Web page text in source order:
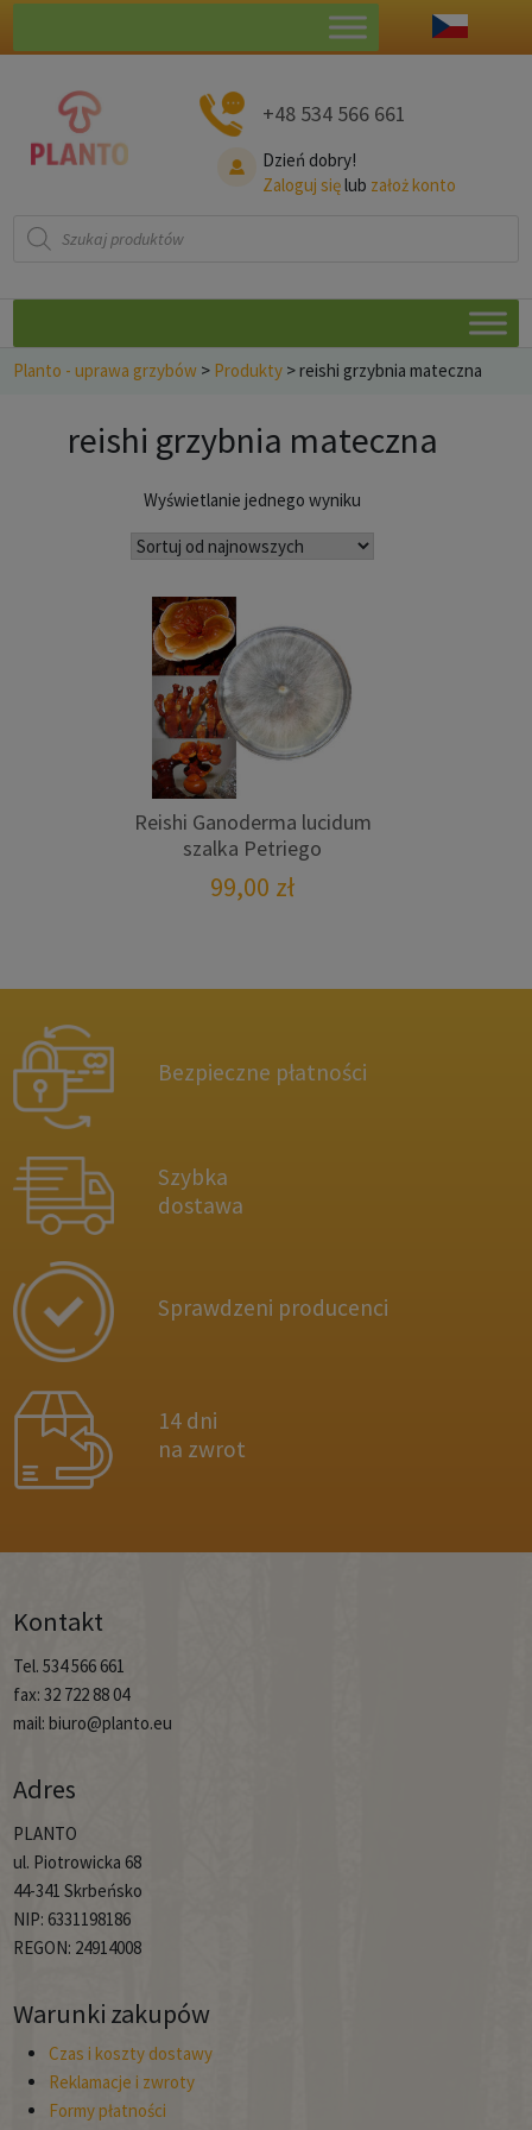
+48 534 566 661
Dzień dobry!
Zaloguj sięlub założ konto
Wyszukiwarka
produktów
Planto - uprawa grzybów > Produkty >reishi grzybnia mateczna
reishi grzybnia mateczna
Wyświetlanie jednego wyniku
Reishi Ganoderma lucidum
szalka Petriego
99,00 zł
Bezpieczne płatności
Szybka
dostawa
Sprawdzeni producenci
14 dni
na zwrot
Kontakt
Tel. 534 566 661
fax: 32 722 88 04
mail: biuro@planto.eu
Adres
PLANTO
ul. Piotrowicka 68
44-341 Skrbeńsko
NIP: 6331198186
REGON: 24914008
Warunki zakupów
Czas i koszty dostawy
Reklamacje i zwroty
Formy płatności